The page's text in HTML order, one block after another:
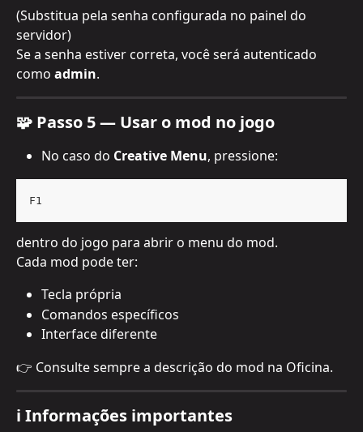
(Substitua pela senha configurada no painel do
servidor)
Se a senha estiver correta, você será autenticado
como admin.
🧩 Passo 5 — Usar o mod no jogo
No caso do Creative Menu, pressione:
F1
dentro do jogo para abrir o menu do mod.
Cada mod pode ter:
Tecla própria
Comandos específicos
Interface diferente
👉 Consulte sempre a descrição do mod na Oficina.
ℹ️ Informações importantes